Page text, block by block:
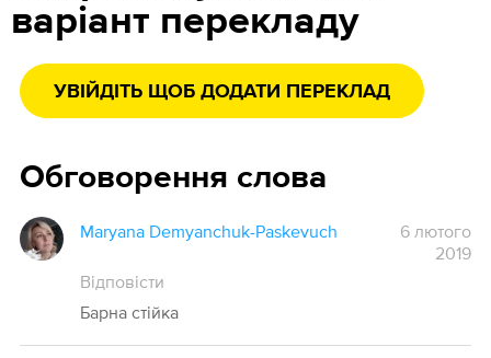
варіант перекладу
УВІЙДІТЬ ЩОБ ДОДАТИ ПЕРЕКЛАД
Обговорення слова
Maryana Demyanchuk-Paskevuch
6 лютого
2019
Відповісти
Барна стійка